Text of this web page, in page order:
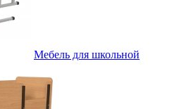
Мебель для школьной